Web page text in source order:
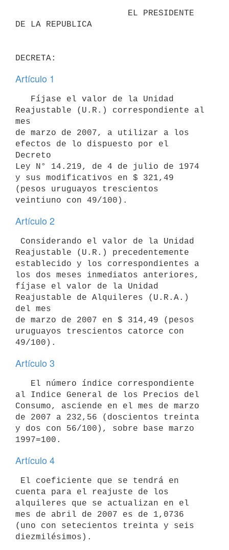
DE LA REPUBLICA
Artículo 1
Reajustable (U.R.) correspondiente al
mes
de marzo de 2007, a utilizar a los
efectos de lo dispuesto por el
Decreto
Ley N° 14.219, de 4 de julio de 1974
y sus modificativos en $ 321,49
(pesos uruguayos trescientos
Artículo 2
Reajustable (U.R.) precedentemente
establecido y los correspondientes a
los dos meses inmediatos anteriores,
fíjase el valor de la Unidad
Reajustable de Alquileres (U.R.A.)
del mes
de marzo de 2007 en $ 314,49 (pesos
uruguayos trescientos catorce con
Artículo 3
al Indice General de los Precios del
Consumo, asciende en el mes de marzo
de 2007 a 232,56 (doscientos treinta
y dos con 56/100), sobre base marzo
Artículo 4
cuenta para el reajuste de los
alquileres que se actualizan en el
mes de abril de 2007 es de 1,0736
(uno con setecientos treinta y seis